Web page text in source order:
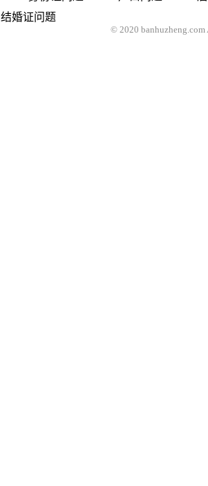
结婚证问题
© 2020